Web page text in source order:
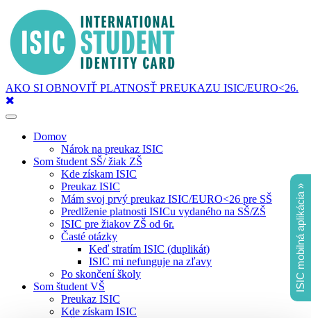
AKO SI OBNOVIŤ PLATNOSŤ PREUKAZU ISIC/EURO<26.
Toggle
navigationDomov
Nárok na preukaz ISIC
Som študent SŠ/ žiak ZŠ
Kde získam ISIC
Preukaz ISIC
Mám svoj prvý preukaz ISIC/EURO<26 pre SŠ
Predlženie platnosti ISICu vydaného na SŠ/ZŠ
ISIC pre žiakov ZŠ od 6r.
Časté otázky
Keď stratím ISIC (duplikát)
ISIC mi nefunguje na zľavy
Po skončení školy
Som študent VŠ
Preukaz ISIC
Kde získam ISIC
ISIC mobilná aplikácia »